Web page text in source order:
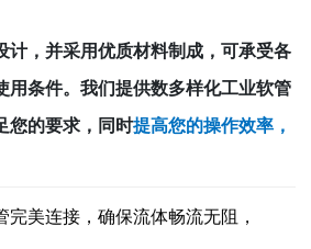
计，并采用优质材料制成，可承受各
条件。 我们提供数多样化工业软管
您的要求，同时提高您的操作效率，
美连接，确保流体畅流无阻，